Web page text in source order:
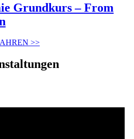
Grundkurs – From
>>